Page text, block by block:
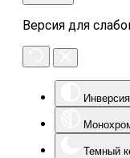
Версия для
Темный